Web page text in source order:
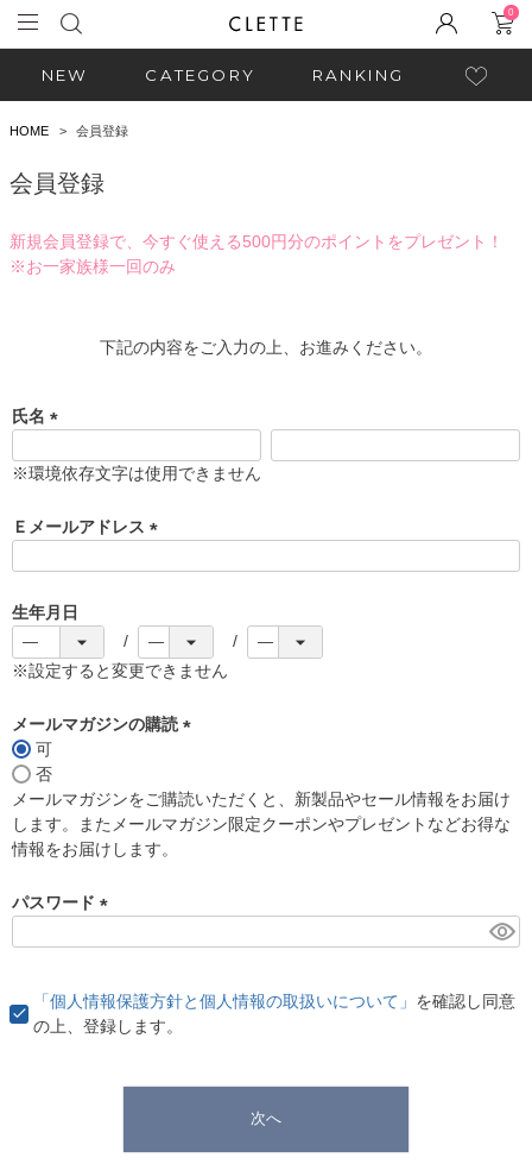
0
NEW CATEGORY RANKING
HOME 会員登録
会員登録
新規会員登録で、今すぐ使える500円分のポイントをプレゼント！
※お一家族様一回のみ
下記の内容をご入力の上、お進みください。
氏名
必
)
※環境依存文字は使用できません
Ｅメールアドレス
)
生年月日
※設定すると変更できません
メールマガジンの購読
須
)
可
否
メールマガジンをご購読いただくと、新製品やセール情報をお届け
します。またメールマガジン限定クーポンやプレゼントなどお得な
情報をお届けします。
パスワード
)
「個人情報保護方針と個人情報の取扱いについて」 を確認し同意
の上、登録します。
次へ